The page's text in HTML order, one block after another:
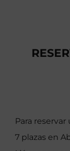
Para
7 plazas en